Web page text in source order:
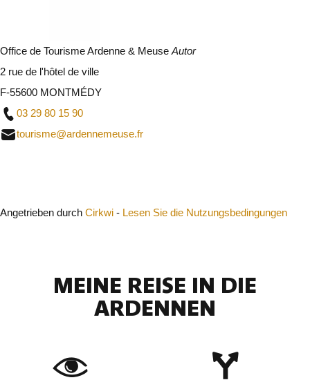
Office de Tourisme Ardenne & Meuse Autor
2 rue de l'hôtel de ville
F-55600 MONTMÉDY
03 29 80 15 90
tourisme@ardennemeuse.fr
Angetrieben durch Cirkwi - Lesen Sie die Nutzungsbedingungen
MEINE REISE IN DIE
ARDENNEN